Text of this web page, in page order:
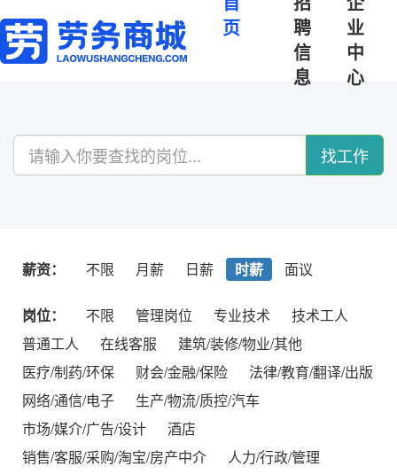
页
聘
信
息
业
中
心
找工作
薪资： 不限 月薪 日薪 时薪 面议
岗位： 不限 管理岗位 专业技术
技术工人
普通工人
在线客服
建筑/装修/物业/其他
医疗/制药/环保
财会/金融/保险
法律/教育/翻译/出版
网络/通信/电子
生产/物流/质控/汽车
市场/媒介/广告/设计
酒店
销售/客服/采购/淘宝/房产中介
人力/行政/管理